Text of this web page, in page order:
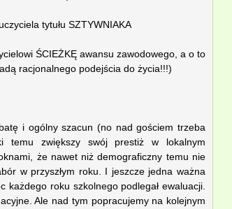
tytułu SZTYWNIAKA
ŚCIEŻKĘ awansu zawodowego, a o to
racjonalnego podejścia do życia!!!)
i ogólny szacun (no nad gościem trzeba
temu zwiększy swój prestiż w lokalnym
że nawet niż demograficzny temu nie
w przyszłym roku. I jeszcze jedna ważna
każdego roku szkolnego podlegał ewaluacji.
Ale nad tym popracujemy na kolejnym